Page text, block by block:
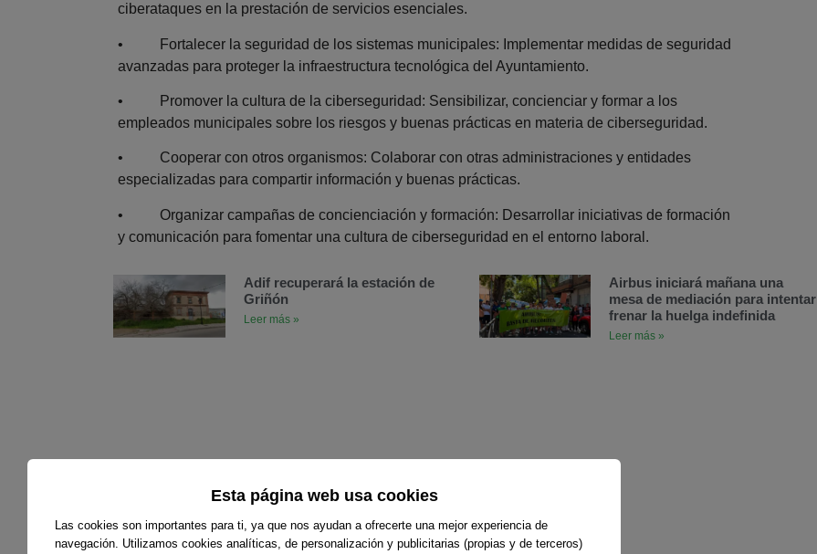
Esta página web usa cookies
Las cookies son importantes para ti, ya que nos ayudan a ofrecerte una mejor experiencia de
navegación. Utilizamos cookies analíticas, de personalización y publicitarias (propias y de terceros)
ciberataques en la prestación de servicios esenciales.
• Fortalecer la seguridad de los sistemas municipales: Implementar medidas de seguridad
avanzadas para proteger la infraestructura tecnológica del Ayuntamiento.
• Promover la cultura de la ciberseguridad: Sensibilizar, concienciar y formar a los
empleados municipales sobre los riesgos y buenas prácticas en materia de ciberseguridad.
• Cooperar con otros organismos: Colaborar con otras administraciones y entidades
especializadas para compartir información y buenas prácticas.
• Organizar campañas de concienciación y formación: Desarrollar iniciativas de formación
y comunicación para fomentar una cultura de ciberseguridad en el entorno laboral.
Adif recuperará la estación de
Griñón
Leer más »
Airbus iniciará mañana una
mesa de mediación para intentar
frenar la huelga indefinida
Leer más »